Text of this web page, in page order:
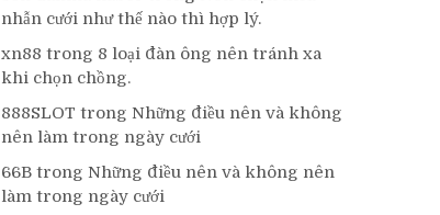
nhẫn cưới như thế nào thì hợp lý.
xn88 trong 8 loại đàn ông nên tránh xa
khi chọn chồng.
888SLOT trong Những điều nên và không
nên làm trong ngày cưới
66B trong Những điều nên và không nên
làm trong ngày cưới